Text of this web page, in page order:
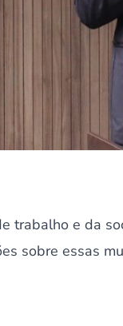
trabalho e da
sobre essas